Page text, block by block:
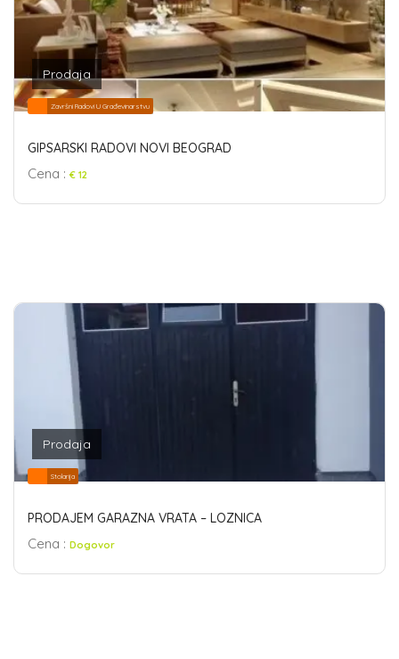
Prodaja
Završni Radovi U Građevinarstvu
GIPSARSKI RADOVI NOVI BEOGRAD
Cena : € 12
Prodaja
Stolarija
PRODAJEM GARAZNA VRATA – LOZNICA
Cena : Dogovor